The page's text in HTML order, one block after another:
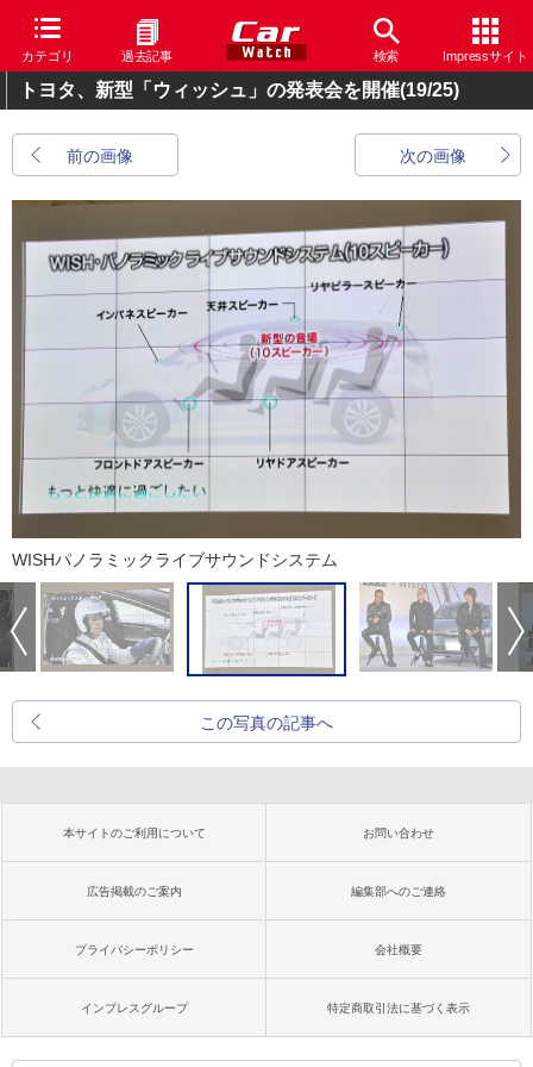
カテゴリ 過去記事 検索 Impressサイト
トヨタ、新型「ウィッシュ」の発表会を開催(19/25)
前の画像 次の画像
WISHパノラミックライブサウンドシステム
この写真の記事へ
本サイトのご利用について お問い合わせ
広告掲載のご案内 編集部へのご連絡
プライバシーポリシー 会社概要
インプレスグループ 特定商取引法に基づく表示